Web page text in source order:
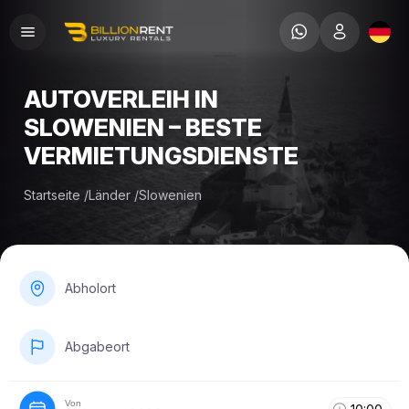
AUTOVERLEIH IN
SLOWENIEN – BESTE
VERMIETUNGSDIENSTE
Startseite /Länder /Slowenien
Abholort
Abgabeort
Von